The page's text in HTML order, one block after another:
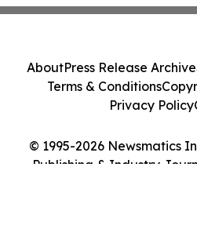
© 1995-2026 Newsmatics
Publishing & Industry
AboutPress Release Archive
Terms & Conditions
Privacy Policy